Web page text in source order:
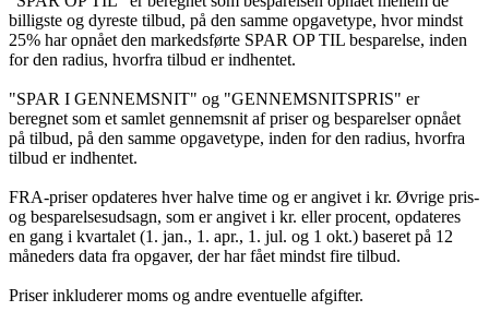
billigste og dyreste tilbud, på den samme opgavetype, hvor mindst
25% har opnået den markedsførte SPAR OP TIL besparelse, inden
for den radius, hvorfra tilbud er indhentet.
"SPAR I GENNEMSNIT" og "GENNEMSNITSPRIS" er
beregnet som et samlet gennemsnit af priser og besparelser opnået
på tilbud, på den samme opgavetype, inden for den radius, hvorfra
tilbud er indhentet.
FRA-priser opdateres hver halve time og er angivet i kr. Øvrige pris-
og besparelsesudsagn, som er angivet i kr. eller procent, opdateres
en gang i kvartalet (1. jan., 1. apr., 1. jul. og 1 okt.) baseret på 12
måneders data fra opgaver, der har fået mindst fire tilbud.
Priser inkluderer moms og andre eventuelle afgifter.